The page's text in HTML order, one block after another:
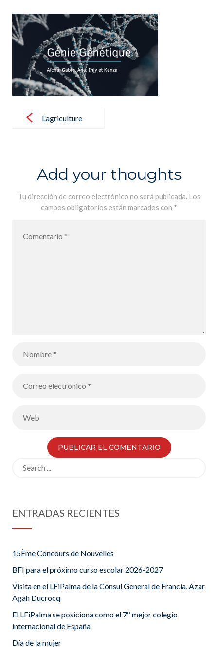
navigationL’agriculture
Add your thoughts
Tu dirección de correo electrónico no será publicada. Los
campos obligatorios están marcados con *
ENTRADAS RECIENTES
15Ème Concours de Nouvelles
BFI para el próximo curso escolar 2026-2027
Visita en el LFiPalma de la Cónsul General de Francia, Azar
Agah Ducrocq
El LFiPalma se posiciona como el 7º mejor colegio
internacional de España
Día de la mujer